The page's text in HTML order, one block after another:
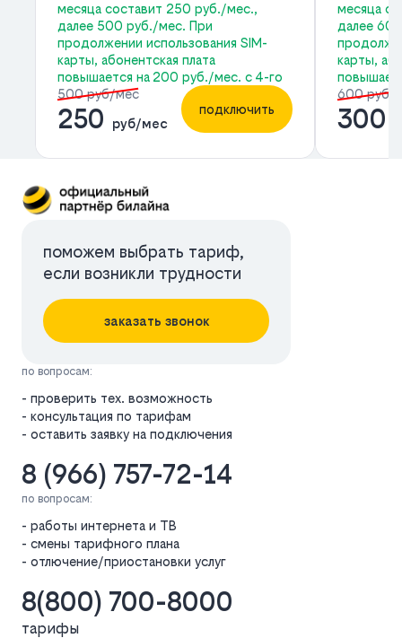
месяца составит 250 руб./мес.,
далее 500 руб./мес. При
продолжении использования SIM-
карты, абонентская плата
повышается на 200 руб./мес. с 4-го
500 руб/мес
250 руб/мес
подключить
месяца
далее
карты,
600 руб/
300
поможем выбрать тариф,
если возникли трудности
заказать звонок
по вопросам:
- проверить тех. возможность
- консультация по тарифам
- оставить заявку на подключения
8 (966) 757-72-14
по вопросам:
- работы интернета и ТВ
- смены тарифного плана
- отлючение/приостановки услуг
8(800) 700-8000
тарифы